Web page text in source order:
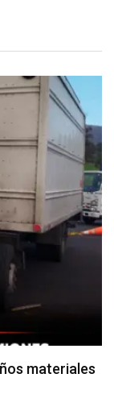
materiales